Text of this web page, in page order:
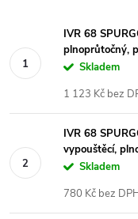
IVR 68
plnoprůtočný,
Skladem
1 123 Kč bez
IVR 68
vypouštěcí,
Skladem
780 Kč bez